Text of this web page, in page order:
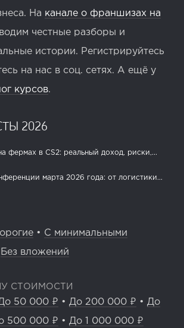
На канале о франшизах на
честные разборы и
истории. Регистрируйтесь
на нас в соц. сетях. А ещё у
курсов.
2026
фермах в CS2: реальный доход, риски,...
марта 2026 года: от логистики...
• С минимальными
Без вложений
СТОИМОСТИ
50 000 ₽ • До 200 000 ₽ • До
500 000 ₽ • До 1 000 000 ₽